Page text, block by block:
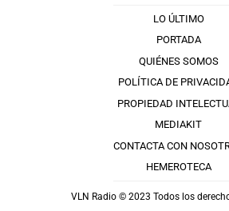
LO ÚLTIMO
PORTADA
QUIÉNES SOMOS
POLÍTICA DE
PROPIEDAD
MEDIAKIT
CONTACTA CON
HEMEROTECA
VLN Radio © 2023 Todos los